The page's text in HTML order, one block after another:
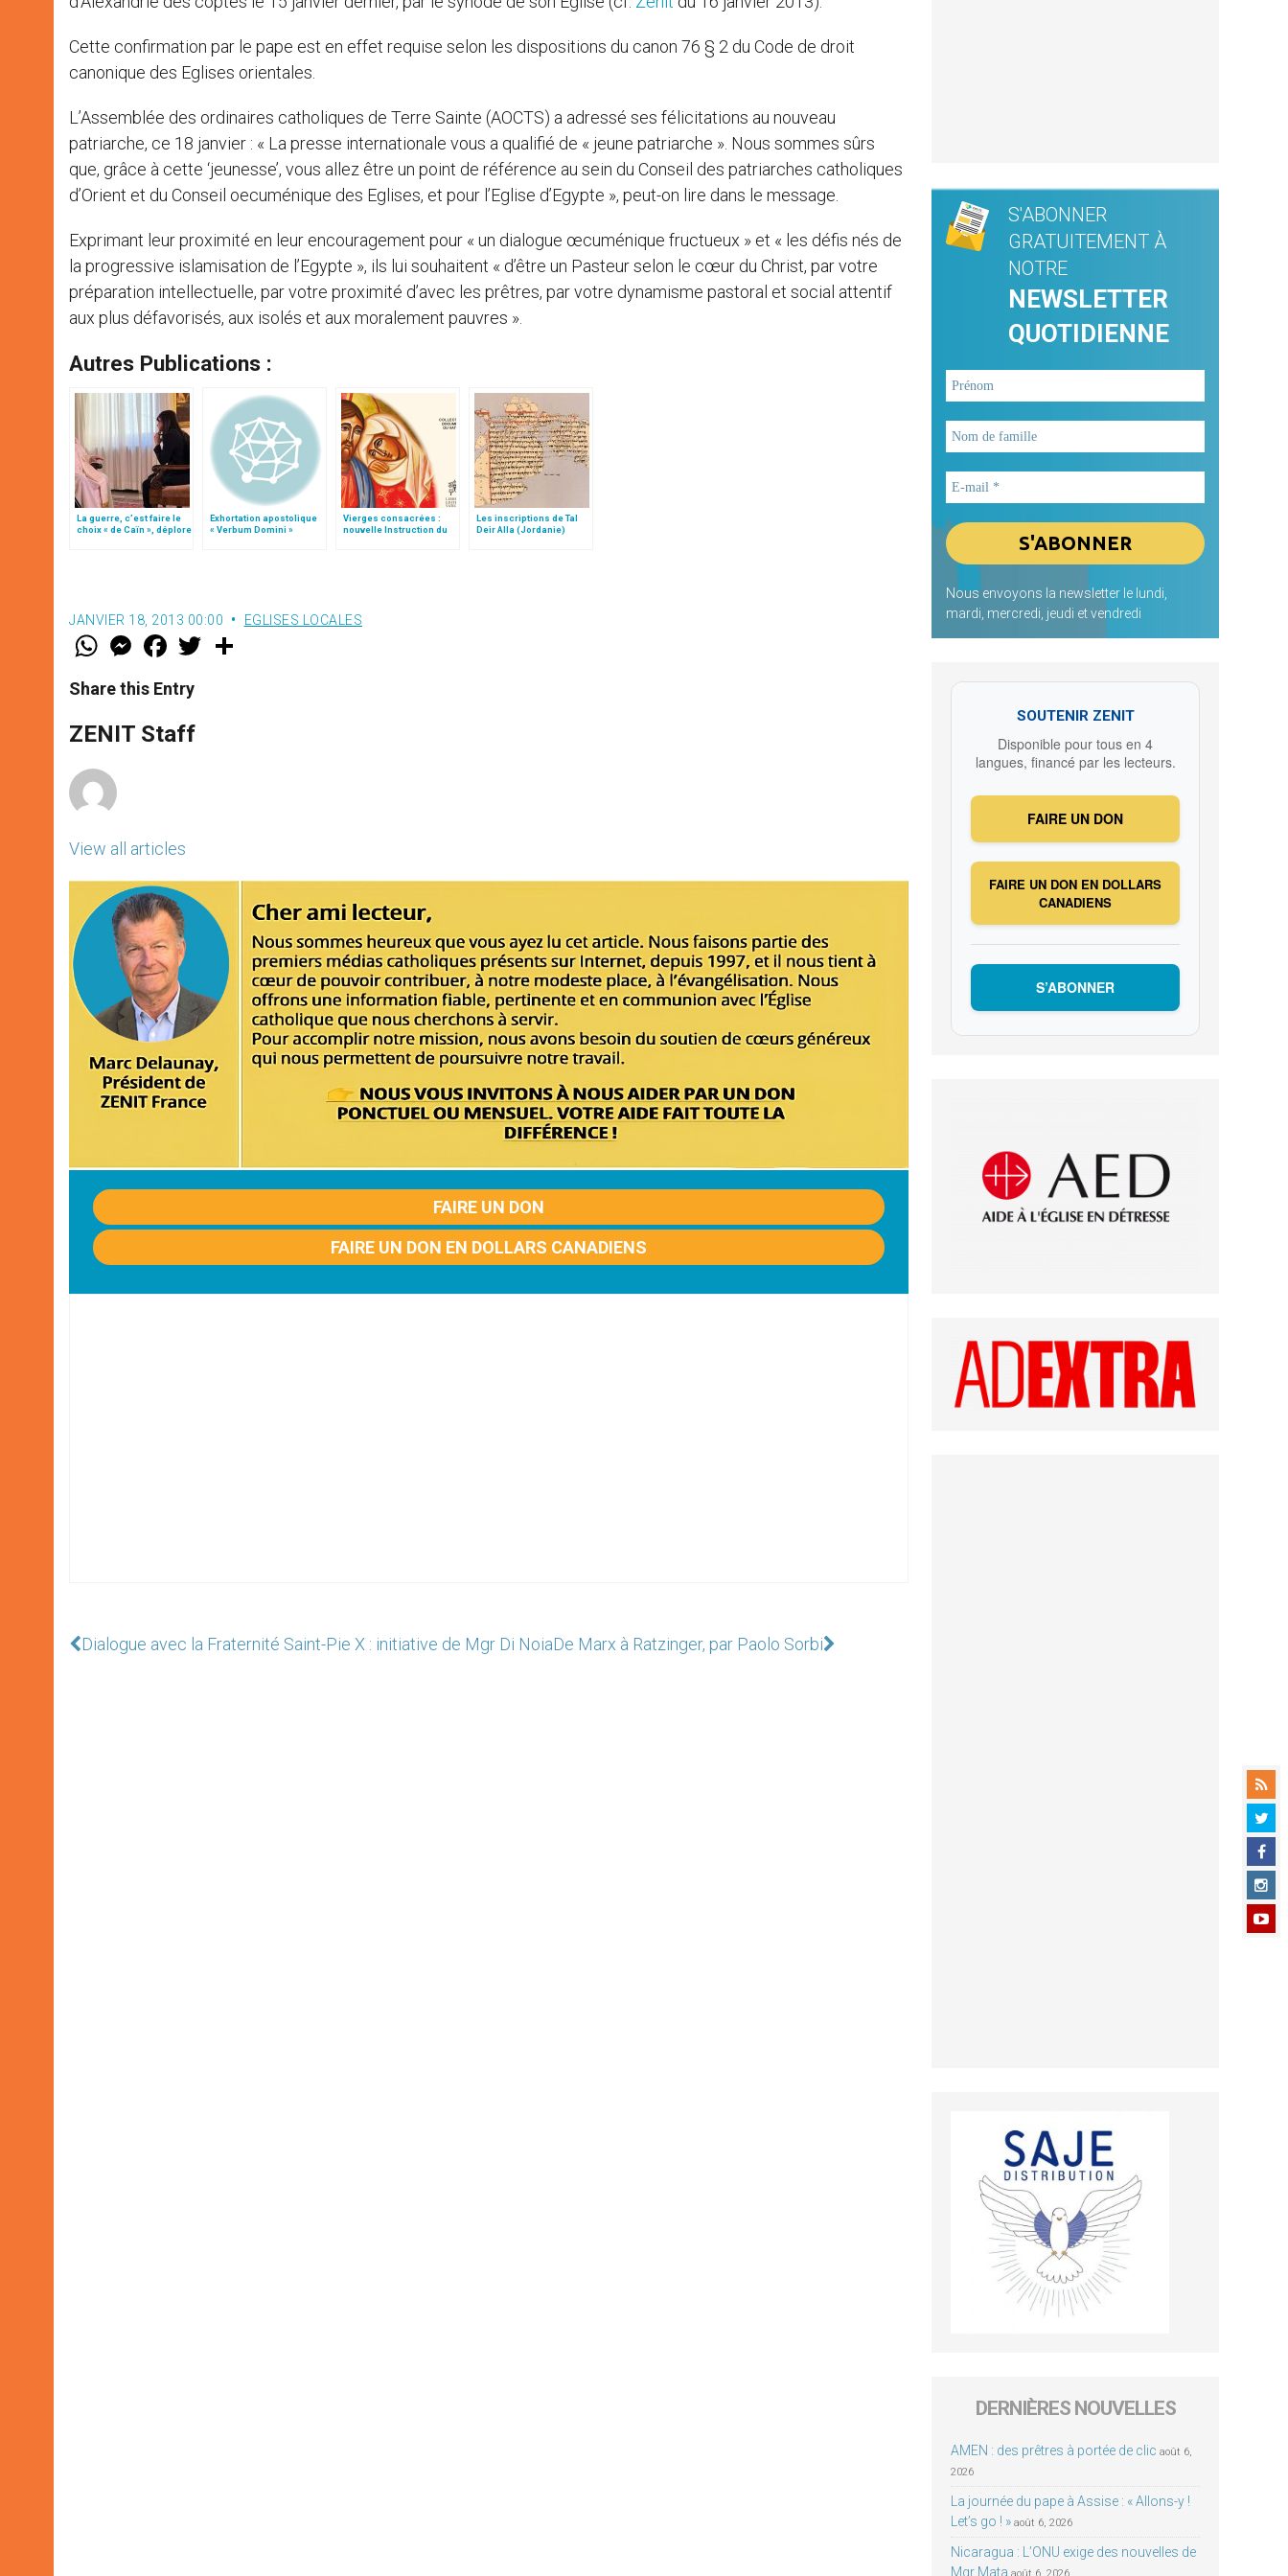
Cette confirmation par le pape est en effet requise selon les dispositions du canon 76 § 2 du Code de droit
canonique des Eglises orientales.
L’Assemblée des ordinaires catholiques de Terre Sainte (AOCTS) a adressé ses félicitations au nouveau
patriarche, ce 18 janvier : « La presse internationale vous a qualifié de « jeune patriarche ». Nous sommes sûrs
que, grâce à cette ‘jeunesse’, vous allez être un point de référence au sein du Conseil des patriarches catholiques
d’Orient et du Conseil oecuménique des Eglises, et pour l’Eglise d’Egypte », peut-on lire dans le message.
Exprimant leur proximité en leur encouragement pour « un dialogue œcuménique fructueux » et « les défis nés de
la progressive islamisation de l’Egypte », ils lui souhaitent « d’être un Pasteur selon le cœur du Christ, par votre
préparation intellectuelle, par votre proximité d’avec les prêtres, par votre dynamisme pastoral et social attentif
aux plus défavorisés, aux isolés et aux moralement pauvres ».
Autres Publications :
La guerre, c’est faire le
choix « de Caïn », déplore
Exhortation apostolique
« Verbum Domini »
Vierges consacrées :
nouvelle Instruction du
Les inscriptions de Tal
Deir Alla (Jordanie)
JANVIER 18, 2013 00:00 EGLISES LOCALES
W
t
s
p
p
M
e
s
e
g
e
F
a
e
b
o
k
w
Share this Entry
ZENIT Staff
View all articles
FAIRE UN DON
FAIRE UN DON EN DOLLARS CANADIENS
Dialogue avec la Fraternité Saint-Pie X : initiative de Mgr Di NoiaDe Marx à Ratzinger, par Paolo Sorbi
S'ABONNER
GRATUITEMENT À
NOTRE
NEWSLETTER
QUOTIDIENNE
Nous envoyons la newsletter le lundi,
mardi, mercredi, jeudi et vendredi
SOUTENIR ZENIT
Disponible pour tous en 4
langues, financé par les lecteurs.
FAIRE UN DON
FAIRE UN DON EN DOLLARS
CANADIENS
S’ABONNER
DERNIÈRES NOUVELLES
AMEN : des prêtres à portée de clic août 6,
2026
La journée du pape à Assise : « Allons-y !
Let’s go ! » août 6, 2026
Nicaragua : L’ONU exige des nouvelles de
Mgr Mata